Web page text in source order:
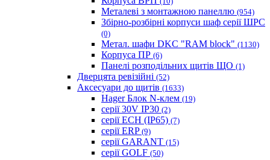
Металеві з монтажною панеллю (954)
Збірно-розбірні корпуси шаф серії ШРС
(0)
Метал. шафи DKC "RAM block" (1130)
Корпуса ПР (6)
Панелі розподільних щитів ЩО (1)
Дверцята ревізійні (52)
Аксесуари до щитів (1633)
Hager Блок N-клем (19)
серії 30V IP30 (2)
серії ECH (IP65) (7)
серії ERP (9)
серії GARANT (15)
серії GOLF (50)